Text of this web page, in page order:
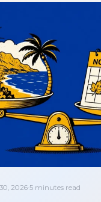
2026·5 minutes read